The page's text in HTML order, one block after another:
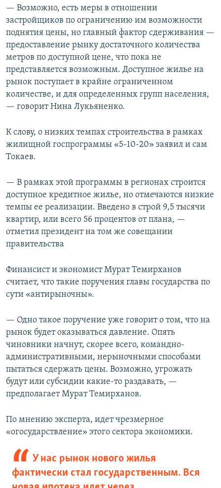
— Возможно, есть меры в отношении
застройщиков по ограничению им возможности
поднятия цены, но главный фактор сдерживания —
предоставление рынку достаточного количества
метров по доступной цене, что пока не
представляется возможным. Доступное жилье на
рынок поступает в крайне ограниченном
количестве, и для определенных групп населения,
— говорит Нина Лукьяненко.
К слову, о низких темпах строительства в рамках
жилищной госпрограммы «5-10-20» заявил и сам
Токаев.
— В рамках этой программы в регионах строится
доступное кредитное жилье, но отмечаются низкие
темпы ее реализации. Введено в строй 9,5 тысячи
квартир, или всего 56 процентов от плана, —
отметил президент на том же совещании
правительства
Финансист и экономист Мурат Темирханов
считает, что такие поручения главы государства по
сути «антирыночны».
— Одно такое поручение уже говорит о том, что на
рынок будет оказываться давление. Опять
чиновники начнут, скорее всего, командно-
административными, нерыночными способами
пытаться сдержать цены. Возможно, угрожать
будут или субсидии какие-то раздавать, —
предполагает Мурат Темирханов.
По мнению эксперта, идет чрезмерное
«огосударствление» этого сектора экономики.
У нас рынок нового жилья
фактически стал государственным. Вся